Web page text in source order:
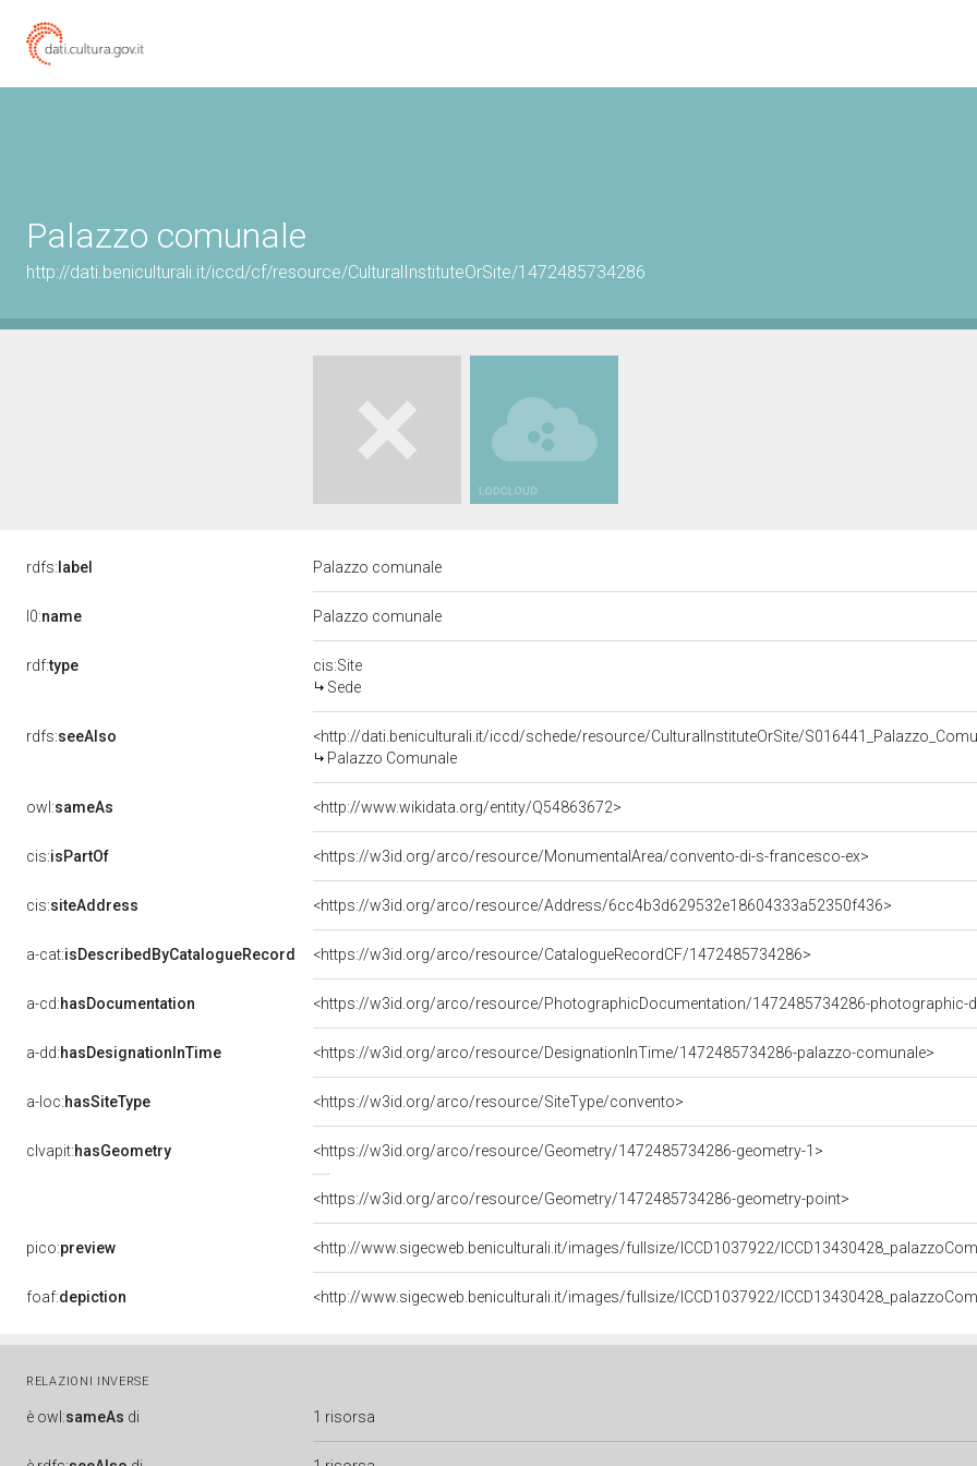
Palazzo comunale
http://dati.beniculturali.it/iccd/cf/resource/CulturalInstituteOrSite/1472485734286
rdfs: label Palazzo comunale
l0:name Palazzo comunale
rdf:type
cis:Site
Sede
rdfs:seeAlso
<http://dati.beniculturali.it/iccd/schede/resource/CulturalInstituteOrSite/
Palazzo Comunale
owl:sameAs <http://www.wikidata.org/entity/Q54863672>
cis:isPartOf <https://w3id.org/arco/resource/MonumentalArea/convento-di-s-francesco-ex>
cis:siteAddress <https://w3id.org/arco/resource/Address/6cc4b3d629532e18604333a52350f436>
a-cat:isDescribedByCatalogueRecord <https://w3id.org/arco/resource/CatalogueRecordCF/1472485734286>
a-cd:hasDocumentation <https://w3id.org/arco/resource/PhotographicDocumentation/1472485734286-photographic-
a-dd:hasDesignationInTime <https://w3id.org/arco/resource/DesignationInTime/1472485734286-palazzo-comunale>
a-loc:hasSiteType <https://w3id.org/arco/resource/SiteType/convento>
clvapit:hasGeometry <https://w3id.org/arco/resource/Geometry/1472485734286-geometry-1>
<https://w3id.org/arco/resource/Geometry/1472485734286-geometry-point>
pico:preview <http://www.sigecweb.beniculturali.it/images/fullsize/ICCD1037922/
foaf:depiction <http://www.sigecweb.beniculturali.it/images/fullsize/ICCD1037922/
RELAZIONI INVERSE
è owl:sameAs di 1 risorsa